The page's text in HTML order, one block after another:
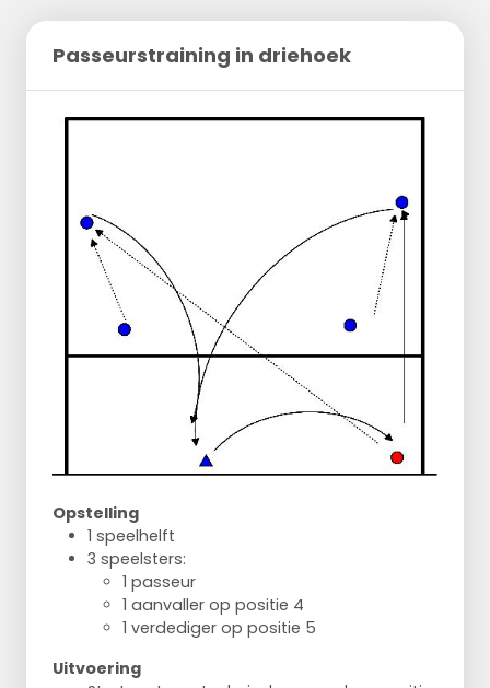
Passeurstraining in driehoek
Opstelling
1 speelhelft
3 speelsters:
1 passeur
1 aanvaller op positie 4
1 verdediger op positie 5
Uitvoering